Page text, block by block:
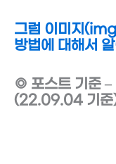
그럼 이미지
방법에 대해서
◎ 포스트 기준 –
(22.09.04 기준